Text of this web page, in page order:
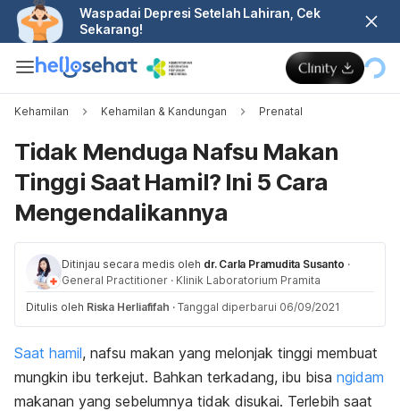
Waspadai Depresi Setelah Lahiran, Cek
Sekarang!
Kehamilan Kehamilan & Kandungan Prenatal
Tidak Menduga Nafsu Makan
Tinggi Saat Hamil? Ini 5 Cara
Mengendalikannya
Ditinjau secara medis oleh dr. Carla Pramudita Susanto ·
General Practitioner · Klinik Laboratorium Pramita
Ditulis oleh Riska Herliafifah · Tanggal diperbarui 06/09/2021
Saat hamil, nafsu makan yang melonjak tinggi membuat
mungkin ibu terkejut. Bahkan terkadang, ibu bisa ngidam
makanan yang sebelumnya tidak disukai. Terlebih saat